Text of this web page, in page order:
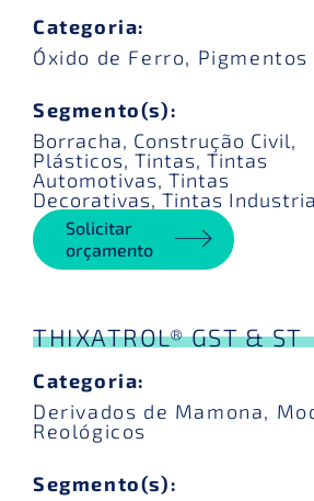
Categoria:
Óxido de Ferro, Pigmentos
Segmento(s):
Borracha, Construção Civil,
Plásticos, Tintas, Tintas
Automotivas, Tintas
Decorativas, Tintas
Solicitar
orçamento
THIXATROL® GST & ST
Categoria:
Derivados de Mamona,
Reológicos
Segmento(s):